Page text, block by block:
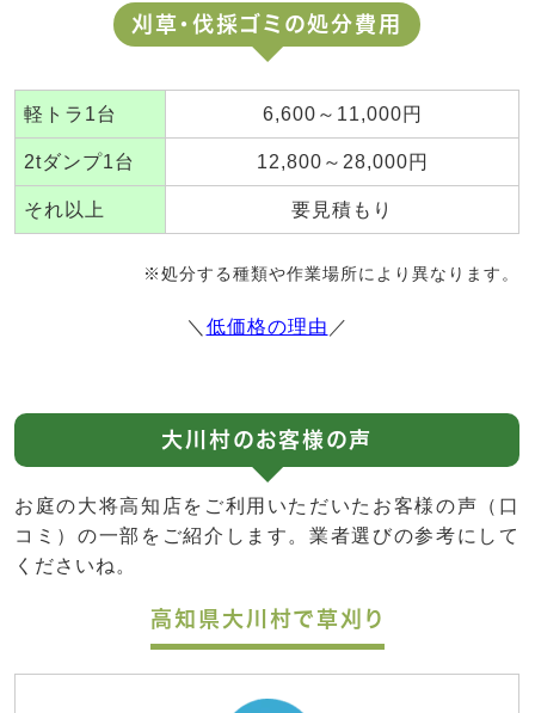
刈草・伐採ゴミの処分費用
軽トラ1台 6,600～11,000円
2tダンプ1台 12,800～28,000円
それ以上 要見積もり
※処分する種類や作業場所により異なります。
＼ 低価格の理由 ／
大川村のお客様の声
お庭の大将高知店をご利用いただいたお客様の声（口
コミ）の一部をご紹介します。業者選びの参考にして
くださいね。
高知県大川村で草刈り